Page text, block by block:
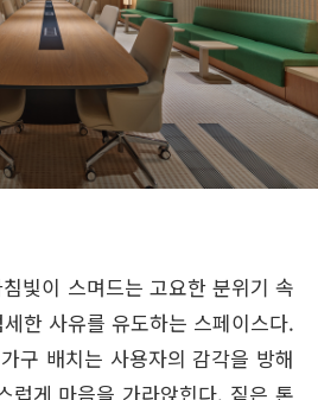
빛이 스며드는 고요한 분위기 속
한 사유를 유도하는 스페이스다.
구 배치는 사용자의 감각을 방해
럽게 마음을 가라앉힌다. 짙은 톤